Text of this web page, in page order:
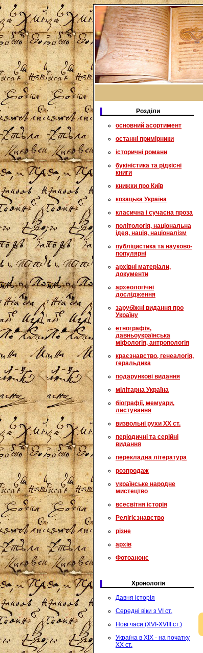
Розділи
основний асортимент
останні примірники
історичні романи
букіністика та рідкісні
книги
книжки про Київ
козацька Україна
класична і сучасна проза
політологія, національна
ідея, нація, націоналізм
публіцистика та науково-
популярні
архівні матеріали,
документи
археологічні
дослідження
зарубіжні видання про
Україну
етнографія,
давньоукраїнська
міфологія, антропологія
краєзнавство, генеалогія,
геральдика
подарункові видання
мілітарна Україна
біографії, мемуари,
листування
визвольні рухи XX ст.
періодичні та серійні
видання
перекладна література
розпродаж
українське народне
мистецтво
всесвітня історія
Релігієзнавство
різне
архів
Фотоанонс
Хронологія
Давня історія
Середні віки з VI ст.
Нові часи (XVI-XVIII ст.)
Україна в XIX - на початку
XX ст.